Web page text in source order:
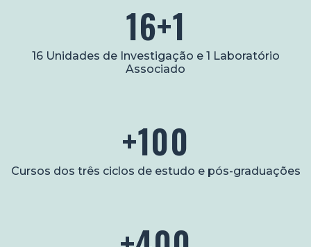
16+1
16 Unidades de Investigação e 1 Laboratório
Associado
+100
Cursos dos três ciclos de estudo e pós-graduações